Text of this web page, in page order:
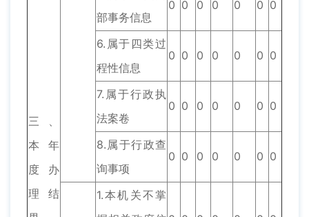
三、
本年
度办
理结
部事务信息
0 0 0 0 0 0 0
6.属于四类过
程性信息
0 0 0 0 0 0 0
7.属于行政执
法案卷
0 0 0 0 0 0 0
8.属于行政查
询事项
0 0 0 0 0 0 0
1.本机关不掌